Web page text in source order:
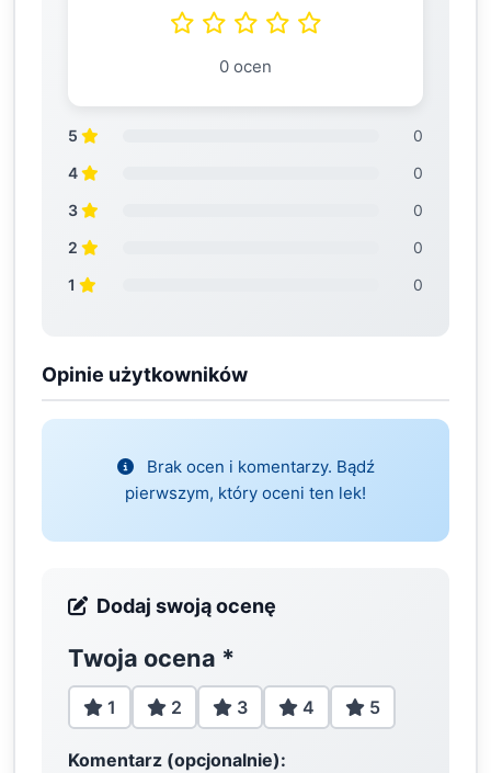
0 ocen
5
0
4
0
3
0
2
0
1
0
Opinie użytkowników
Brak ocen i komentarzy. Bądź
pierwszym, który oceni ten lek!
Dodaj swoją ocenę
Twoja ocena *
1 2 3 4 5
Komentarz (opcjonalnie):